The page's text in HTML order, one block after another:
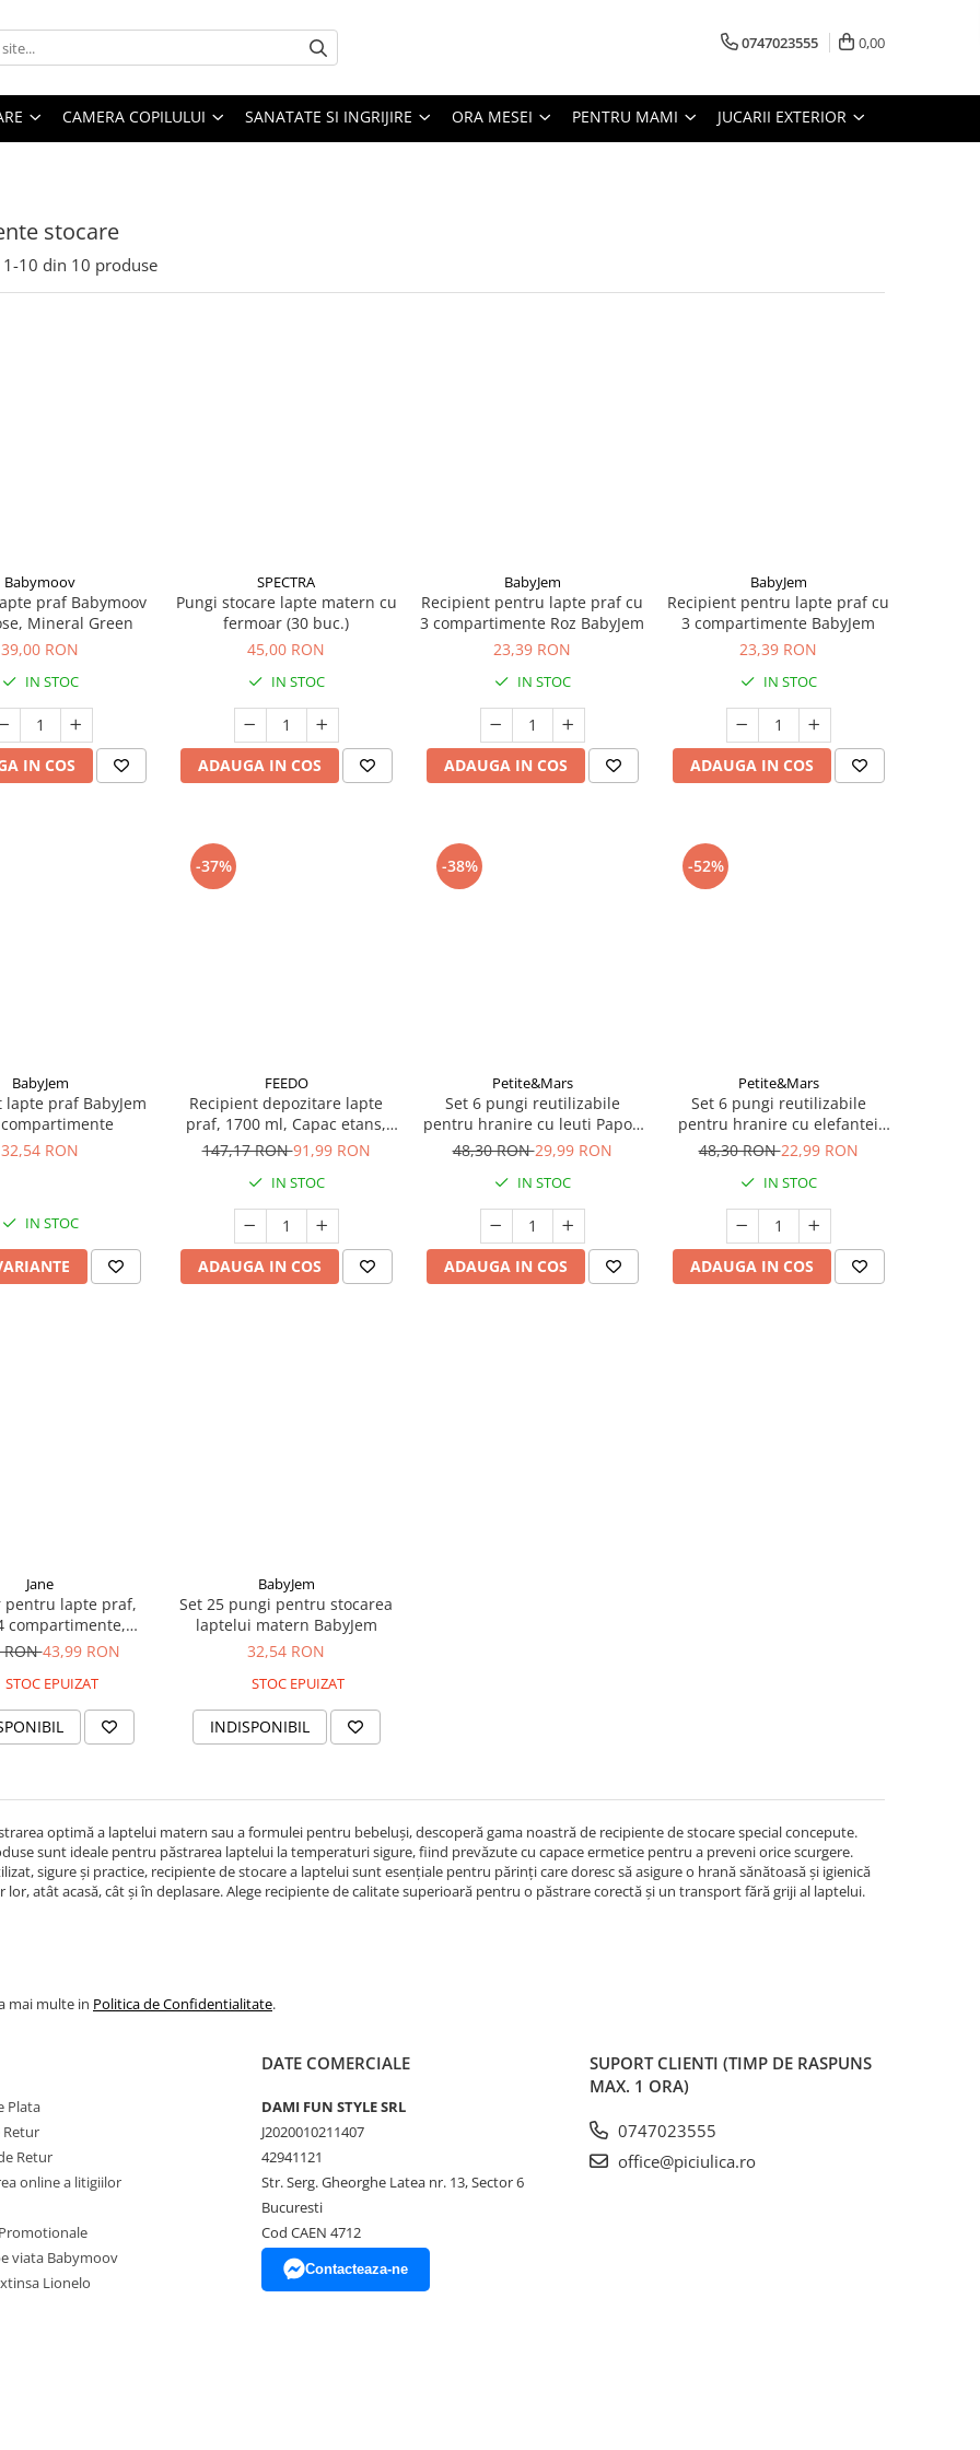
0747023555 0,00
CAMERA COPILULUI SANATATE SI INGRIJIRE ORA MESEI PENTRU MAMI JUCARII EXTERIOR
stocare
1-10 din 10 produse
Babymoov
praf Babymoov
Mineral Green
39,00 RON
IN STOC
IN COS
SPECTRA
Pungi stocare lapte matern cu
fermoar (30 buc.)
45,00 RON
IN STOC
ADAUGA IN COS
BabyJem
Recipient pentru lapte praf cu
3 compartimente Roz BabyJem
23,39 RON
IN STOC
ADAUGA IN COS
BabyJem
Recipient pentru lapte praf cu
3 compartimente BabyJem
23,39 RON
IN STOC
ADAUGA IN COS
BabyJem
lapte praf BabyJem
32,54 RON
IN STOC
-37%
FEEDO
Recipient depozitare lapte
praf, 1700 ml, Capac etans,
Din plastic, Fara BPA, Turcoaz
147,17 RON91,99 RON
IN STOC
ADAUGA IN COS
-38%
Petite&Mars
Set 6 pungi reutilizabile
pentru hranire cu leuti Papoo
Portocaliu
48,30 RON29,99 RON
IN STOC
ADAUGA IN COS
-52%
Petite&Mars
Set 6 pungi reutilizabile
pentru hranire cu elefantei
Papoo Albastru
48,30 RON22,99 RON
IN STOC
ADAUGA IN COS
Jane
pentru lapte praf,
compartimente,
Cosmos
RON43,99 RON
STOC EPUIZAT
BabyJem
Set 25 pungi pentru stocarea
laptelui matern BabyJem
32,54 RON
STOC EPUIZAT
INDISPONIBIL
optimă a laptelui matern sau a formulei pentru bebeluși, descoperă gama noastră de recipiente de stocare special concepute.
sunt ideale pentru păstrarea laptelui la temperaturi sigure, fiind prevăzute cu capace ermetice pentru a preveni orice scurgere.
sigure și practice, recipiente de stocare a laptelui sunt esențiale pentru părinți care doresc să asigure o hrană sănătoasă și igienică
lor, atât acasă, cât și în deplasare. Alege recipiente de calitate superioară pentru o păstrare corectă și un transport fără griji al laptelui.
mai multe in Politica de Confidentialitate.
Plata
Retur
Retur
online a litigiilor
viata Babymoov
Lionelo
DATE COMERCIALE
DAMI FUN STYLE SRL
J2020010211407
42941121
Str. Serg. Gheorghe Latea nr. 13, Sector 6
Bucuresti
Cod CAEN 4712
Contacteaza-ne
SUPORT CLIENTI (TIMP DE RASPUNS
MAX. 1 ORA)
0747023555
office@piciulica.ro